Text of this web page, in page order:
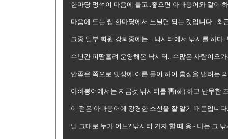
한마당 멍석이 마음에 들고..좋으면 아빠붕어와 같이
마음에 드는 웹 한마당에서 노닐면 되는 것입니다...
그중 일부 회원 강퇴중에는....낚시터에서 낚시를 하
수년간 피땀흘려 운영해온 낚시터.. 수많은 사람이오
안좋은 쪽으로 넷상에 여론 몰이 하여 흠집을 낼려는
아빠붕어에서는 지금것 낚시터를 害(해) 하고 난무한
이 점은 아빠붕어에 강경한 소신을 잘 알기 때문입니
말 그대로 누가 어느? 낚시터 가자 할 때 응~ 나는 그